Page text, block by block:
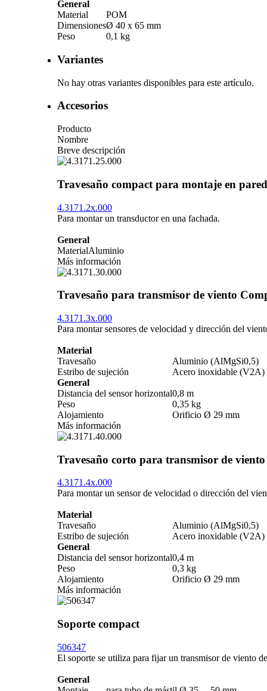
General
Material
POM
DimensionesØ 40 x 65 mm
Peso
0,1 kg
Variantes
No hay otras variantes disponibles para este artículo.
Accesorios
Producto
Nombre
Breve descripción
Travesaño compact para montaje en pared
4.3171.2x.000
Para montar un transductor en una fachada.
General
MaterialAluminio
Más información
Travesaño para transmisor de viento
4.3171.3x.000
Para montar sensores de velocidad y dirección del
Material
Travesaño
Aluminio (AlMgSi0,5)
Estribo de sujeción
Acero inoxidable (V2A)
General
Distancia del sensor horizontal0,8 m
Peso
0,35 kg
Alojamiento
Orificio Ø 29 mm
Más información
Travesaño corto para transmisor de
4.3171.4x.000
Para montar un sensor de velocidad o dirección del
Material
Travesaño
Aluminio (AlMgSi0,5)
Estribo de sujeción
Acero inoxidable (V2A)
General
Distancia del sensor horizontal0,4 m
Peso
0,3 kg
Alojamiento
Orificio Ø 29 mm
Más información
Soporte compact
506347
El soporte se utiliza para fijar un transmisor de viento
General